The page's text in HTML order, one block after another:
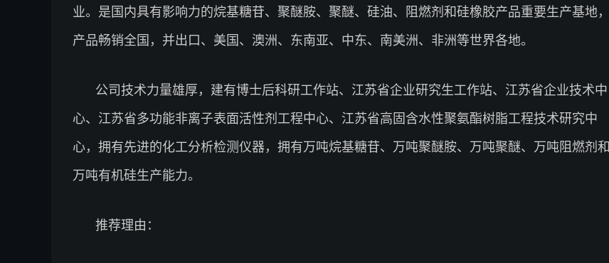
业。是国内具有影响力的烷基糖苷、聚醚胺、聚醚、硅油、阻燃剂和硅橡胶产品重要生产基地，
产品畅销全国，并出口、美国、澳洲、东南亚、中东、南美洲、非洲等世界各地。
公司技术力量雄厚，建有博士后科研工作站、江苏省企业研究生工作站、江苏省企业技术中
心、江苏省多功能非离子表面活性剂工程中心、江苏省高固含水性聚氨酯树脂工程技术研究中
心，拥有先进的化工分析检测仪器，拥有万吨烷基糖苷、万吨聚醚胺、万吨聚醚、万吨阻燃剂和
万吨有机硅生产能力。
推荐理由：